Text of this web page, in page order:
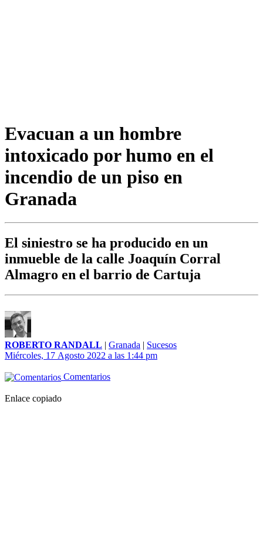
Evacuan a un hombre
intoxicado por humo en el
incendio de un piso en
Granada
El siniestro se ha producido en un
inmueble de la calle Joaquín Corral
Almagro en el barrio de Cartuja
ROBERTO RANDALL | Granada | Sucesos
Miércoles, 17 Agosto 2022 a las 1:44 pm
Comentarios
Enlace copiado